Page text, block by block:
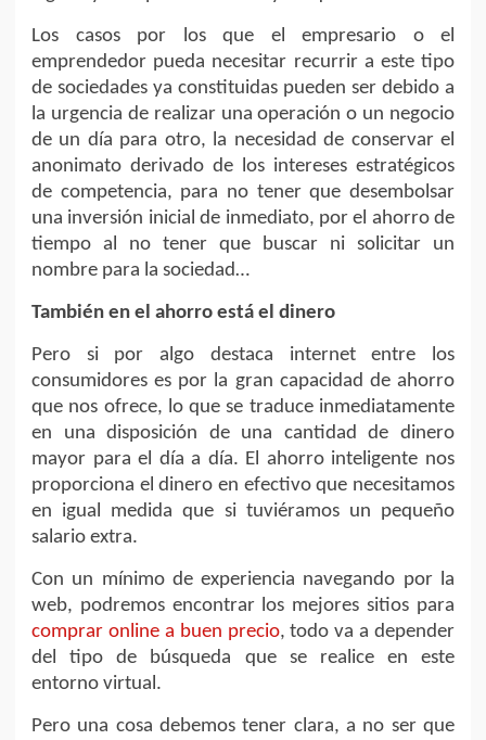
Los casos por los que el empresario o el
emprendedor pueda necesitar recurrir a este tipo
de sociedades ya constituidas pueden ser debido a
la urgencia de realizar una operación o un negocio
de un día para otro, la necesidad de conservar el
anonimato derivado de los intereses estratégicos
de competencia, para no tener que desembolsar
una inversión inicial de inmediato, por el ahorro de
tiempo al no tener que buscar ni solicitar un
nombre para la sociedad…
También en el ahorro está el dinero
Pero si por algo destaca internet entre los
consumidores es por la gran capacidad de ahorro
que nos ofrece, lo que se traduce inmediatamente
en una disposición de una cantidad de dinero
mayor para el día a día. El ahorro inteligente nos
proporciona el dinero en efectivo que necesitamos
en igual medida que si tuviéramos un pequeño
salario extra.
Con un mínimo de experiencia navegando por la
web, podremos encontrar los mejores sitios para
comprar online a buen precio, todo va a depender
del tipo de búsqueda que se realice en este
entorno virtual.
Pero una cosa debemos tener clara, a no ser que